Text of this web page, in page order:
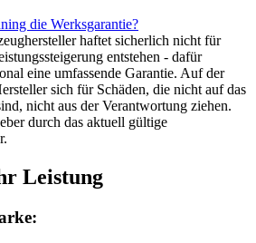
die Werksgarantie?
haftet sicherlich nicht für
entstehen - dafür
eine umfassende Garantie. Auf der
sich für Schäden, die nicht auf das
nicht aus der Verantwortung ziehen.
durch das aktuell gültige
Leistung